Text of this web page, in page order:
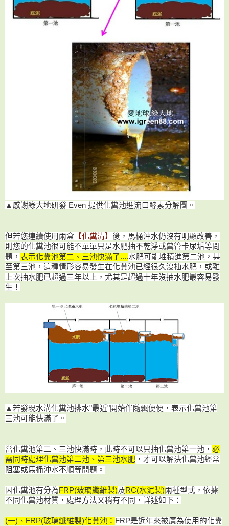
▲感謝綠大地研發 Even 提供化糞池進流口酵素分解圖。
但若您連續使用兩盒 【化糞清】 後，馬桶沖水仍沒有明顯改善，
則您的化糞池很可能不單單只是水肥抽不乾淨或糞管卡尿垢等問
題， 表示化糞池第二、三池快滿了....水肥可能堆積進第二池，甚
至第三池，這種情形容易發生在化糞池已經很久沒抽水肥，或離
上次抽水肥已超過三年以上， 尤其是超過十年沒抽水肥最容易發
生 ！
▲若發現水溝化糞池排水"最近"開始伴隨飄便便，表示化糞池第
三池可能快滿了。
當化糞池第二、三池快滿時，此時不可以只抽化糞池第一池， 必
需同時處理化糞池第二池、第三池水肥 ，才可以解決化糞池經常
阻塞或馬桶沖水不順等問題。
因化糞池有分為FRP(玻璃纖維製)及RC(水泥製)兩種型式， 依據
不同化糞池材質，處理方法又稍有不同，詳述如下：
(一)、FRP(玻璃纖維製)化糞池： FRP是近年來被廣為使用的化糞